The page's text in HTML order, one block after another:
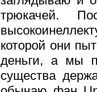
трюкачей.
которой они
деньги, а мы
существа